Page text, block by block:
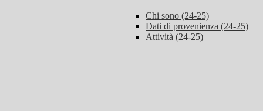
Chi sono (24-25)
Dati di provenienza (24-25)
Attività (24-25)